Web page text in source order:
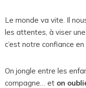
Le monde va vite. Il
les attentes, à viser
c’est notre confiance en
On jongle entre les
compagne… et on